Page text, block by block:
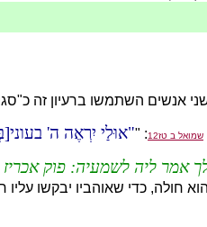
אנשים השתמשו ברעיון זה
שמואל ב טז12 : " אוּלַי יִרְאֶה ה'
אמר ליה לשמעיה: פוק
כדי שאוהביו יבקשו עליו